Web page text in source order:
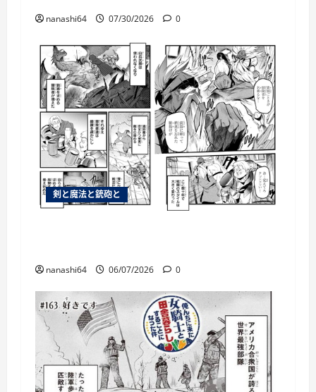
nanashi64 07/30/2026 0
剣と魔法と銃砲と
nanashi64 06/07/2026 0